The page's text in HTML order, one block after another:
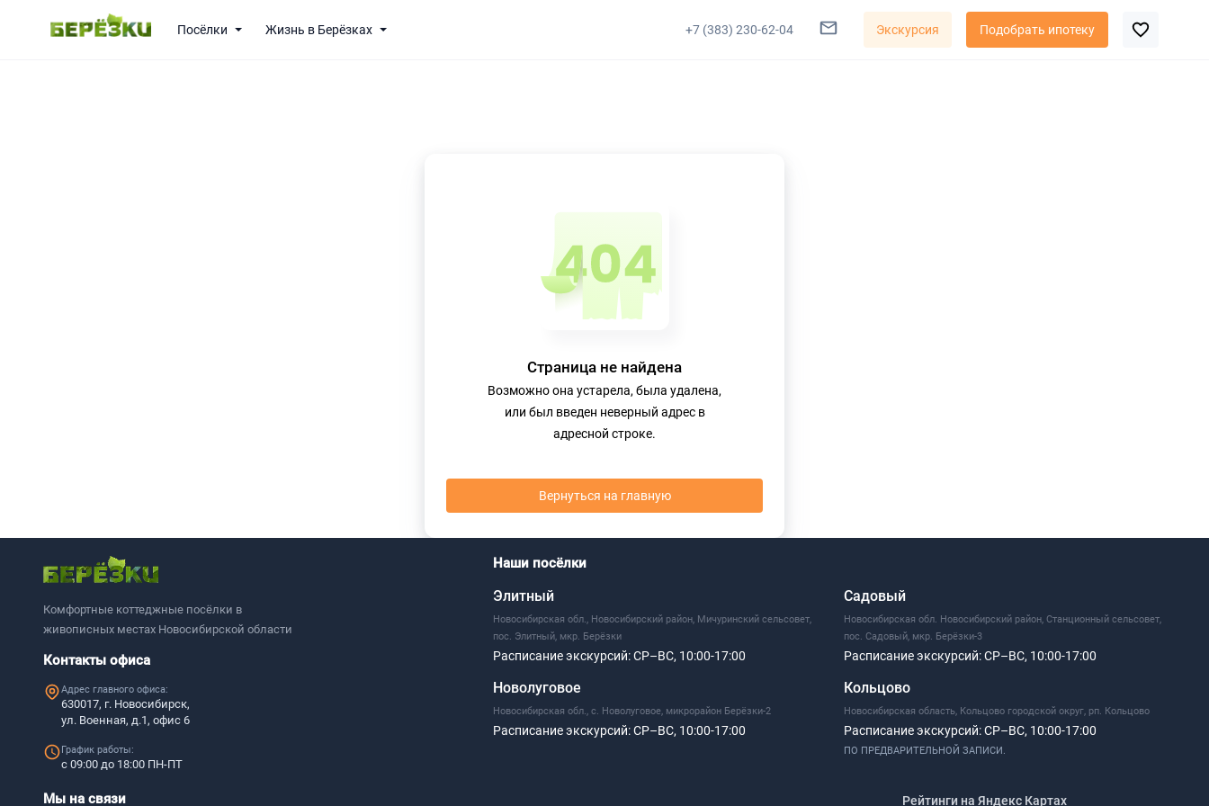
Посёлки Жизнь в Берёзках +7 (383) 230-62-04 Экскурсия Подобрать ипотеку
Страница не найдена
Возможно она устарела, была удалена,
или был введен неверный адрес в
адресной строке.
Вернуться на главную
Комфортные коттеджные посёлки в
живописных местах Новосибирской области
Контакты офиса
Адрес главного офиса:
630017, г. Новосибирск,
ул. Военная, д.1, офис 6
График работы:
с 09:00 до 18:00 ПН-ПТ
Наши посёлки
Элитный
Новосибирская обл., Новосибирский район, Мичуринский сельсовет,
пос. Элитный, мкр. Берёзки
Расписание экскурсий:СР–ВС, 10:00-17:00
Новолуговое
Новосибирская обл., с. Новолуговое, микрорайон Берёзки-2
Расписание экскурсий:СР–ВС, 10:00-17:00
Садовый
Новосибирская обл. Новосибирский район, Станционный сельсовет,
пос. Садовый, мкр. Берёзки-3
Расписание экскурсий:СР–ВС, 10:00-17:00
Кольцово
Новосибирская область, Кольцово городской округ, рп. Кольцово
Расписание экскурсий:СР–ВС, 10:00-17:00
ПО ПРЕДВАРИТЕЛЬНОЙ ЗАПИСИ.
Мы на связи
Рейтинги на Яндекс Картах